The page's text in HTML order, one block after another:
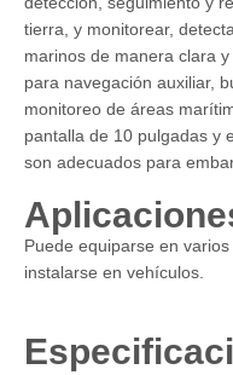
tierra, y monitorear,
marinos de manera clara
para navegación auxiliar,
monitoreo de áreas
pantalla de 10 pulgadas y
son adecuados para
Puede equiparse en
instalarse en vehículos.